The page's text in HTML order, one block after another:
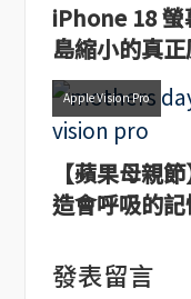
iPhone 18 螢
島縮小的真
Apple Vision Pro
【蘋果母親
造會呼吸的
發表留言